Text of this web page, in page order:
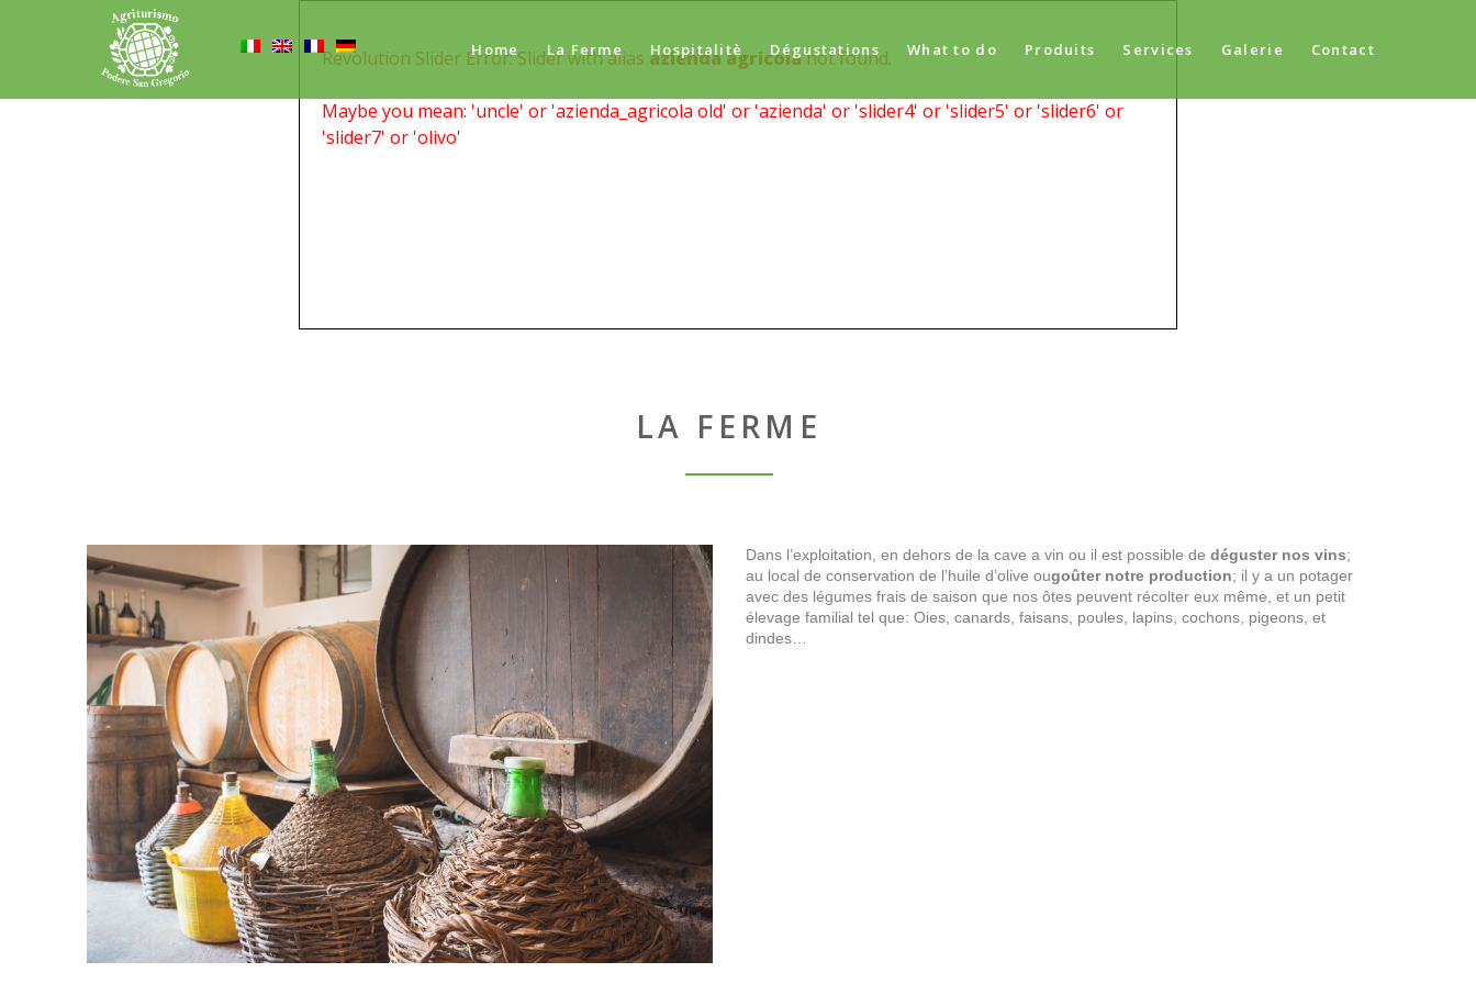
Home La Ferme Hospitalitè Dégustations What to do Produits Services Galerie Contact
Revolution Slider Error: Slider with alias azienda agricolanot found.
Maybe you mean: 'uncle' or 'azienda_agricola old' or 'azienda' or 'slider4' or 'slider5' or 'slider6' or
'slider7' or 'olivo'
LA FERME
Dans l’exploitation, en dehors de la cave a vin ou il est possible de déguster nos vins;
au local de conservation de l’huile d’olive ougoûter notre production; il y a un potager
avec des légumes frais de saison que nos ôtes peuvent récolter eux même, et un petit
élevage familial tel que: Oies, canards, faisans, poules, lapins, cochons, pigeons, et
dindes…